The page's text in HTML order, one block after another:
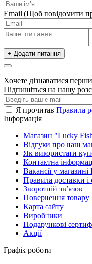
Email (Щоб повідомити
+ Додати питання
Хочете дізнаватися
Підпишіться на нашу
Я прочитав Правила
Інформація
Магазин "Lucky
Відгуки про наш
Як використати
Контактна
Вакансії у
Правила доставки і
Зворотній зв’язок
Повернення товару
Карта сайту
Виробники
Подарункові
Акції
Графік роботи